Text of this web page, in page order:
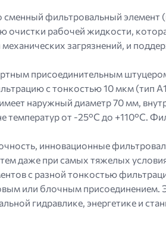
фильтровальный элемент
рабочей жидкости,
загрязнений, и
присоединительным
с тонкостью 10 мкм (тип
наружный диаметр 70 мм,
температур от -25°C до +110°C.
инновационные
даже при самых тяжелых
с разной тонкостью
или блочным
гидравлике, энергетике и